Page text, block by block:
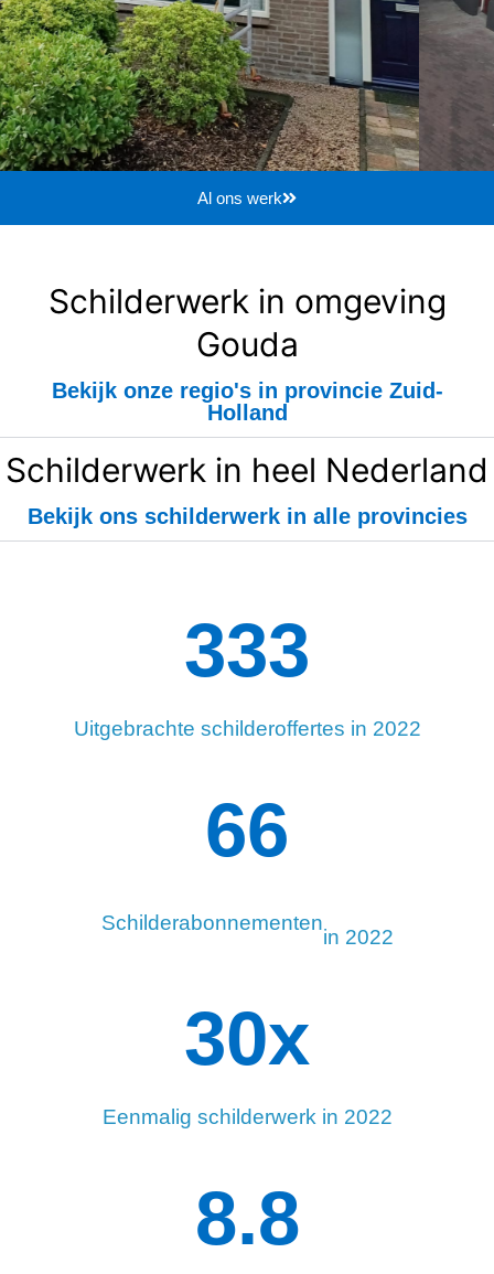
Al ons werk
Schilderwerk in omgeving
Gouda
Bekijk onze regio's in provincie Zuid-
Holland
Schilderwerk in heel Nederland
Bekijk ons schilderwerk in alle provincies
Uitgebrachte schilderoffertes in 2022
334
Schilderabonnementen
in 2022
98
Eenmalig schilderwerk in 2022
34x
8.8